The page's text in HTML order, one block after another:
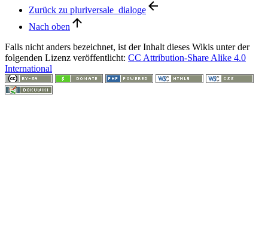
Zurück zu pluriversale_dialoge
Nach oben
Falls nicht anders bezeichnet, ist der Inhalt dieses Wikis unter der
folgenden Lizenz veröffentlicht: CC Attribution-Share Alike 4.0
International